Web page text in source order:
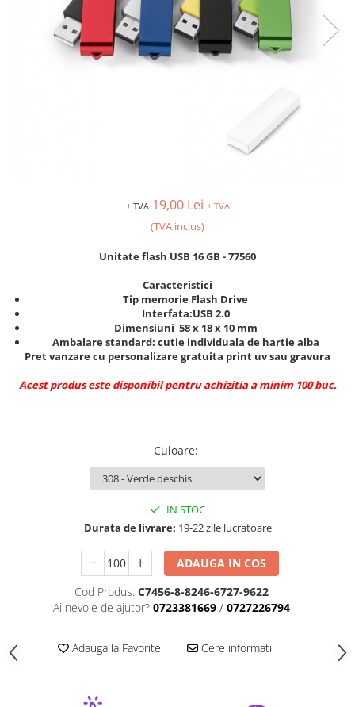
+ TVA 19,00 Lei + TVA
(TVA inclus)
Unitate flash USB 16 GB - 77560
Caracteristici
Tip memorie Flash Drive
Interfata:USB 2.0
Dimensiuni 58 x 18 x 10 mm
Ambalare standard: cutie individuala de hartie alba
Pret vanzare cu personalizare gratuita print uv sau gravura
Acest produs este disponibil pentru achizitia a minim 100 buc.
Culoare:
IN STOC
Durata de livrare: 19-22 zile lucratoare
ADAUGA IN COS
Cod Produs: C7456-8-8246-6727-9622
Ai nevoie de ajutor? 0723381669 / 0727226794
Adauga la Favorite Cere informatii